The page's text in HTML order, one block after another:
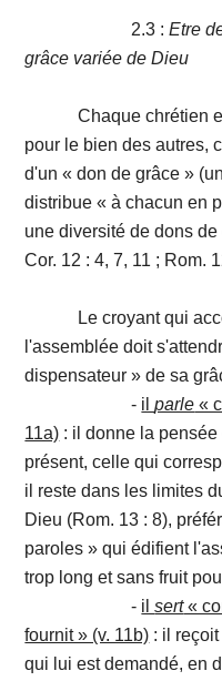
2.3 :Etre
grâce variée de Dieu
Chaque chrétien est
pour le bien des autres,
d'un « don de grâce »
distribue « à chacun en
une diversité de dons
Cor. 12 : 4, 7, 11 ; Rom.
Le croyant qui
l'assemblée doit
dispensateur » de sa
- ilparle «
11a) : il donne la
présent, celle qui
il reste dans les limites
Dieu (Rom. 13 : 8),
paroles » qui édifient
trop long et sans fruit
- ilsert«
fournit » (v. 11b) : il
qui lui est demandé, en